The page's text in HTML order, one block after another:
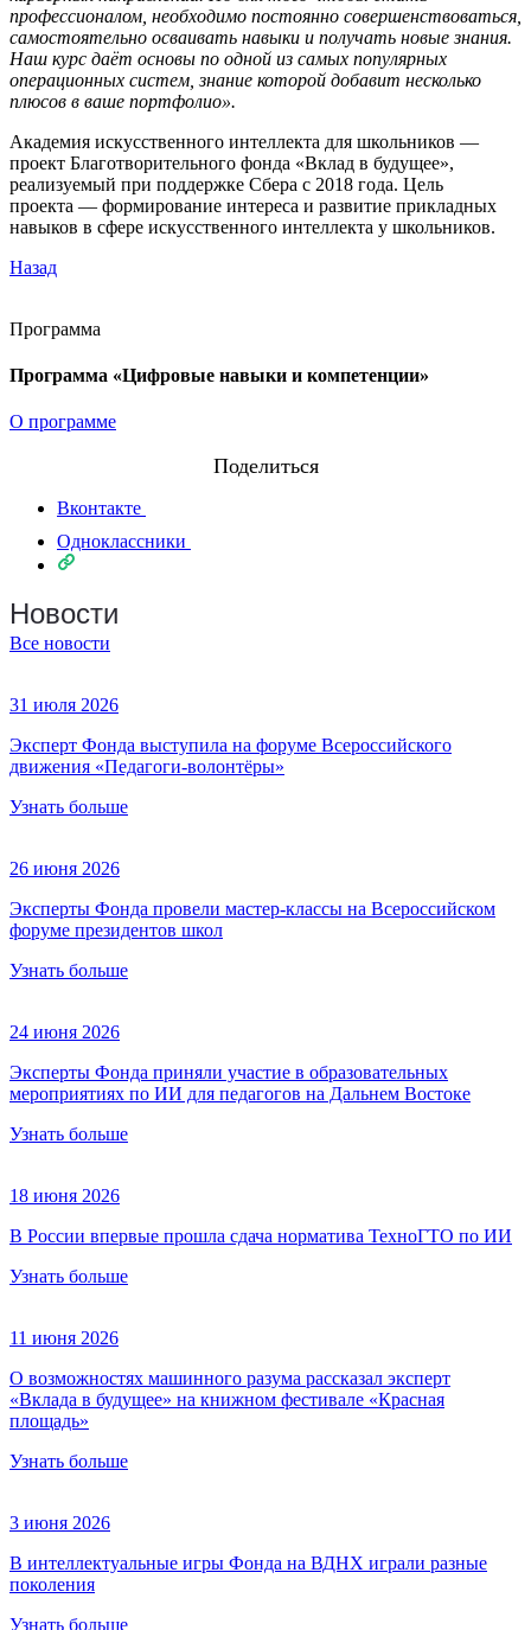
профессионалом, необходимо постоянно совершенствоваться,
самостоятельно осваивать навыки и получать новые знания.
Наш курс даёт основы по одной из самых популярных
операционных систем, знание которой добавит несколько
плюсов в ваше портфолио».
Академия искусственного интеллекта для школьников —
проект Благотворительного фонда «Вклад в будущее»,
реализуемый при поддержке Сбера с 2018 года. Цель
проекта — формирование интереса и развитие прикладных
навыков в сфере искусственного интеллекта у школьников.
Назад
Программа
Программа «Цифровые навыки и компетенции»
О программе
Поделиться
Вконтакте
Одноклассники
Новости
Все новости
31 июля 2026
Эксперт Фонда выступила на форуме Всероссийского
движения «Педагоги-волонтёры»
Узнать больше
26 июня 2026
Эксперты Фонда провели мастер-классы на Всероссийском
форуме президентов школ
Узнать больше
24 июня 2026
Эксперты Фонда приняли участие в образовательных
мероприятиях по ИИ для педагогов на Дальнем Востоке
Узнать больше
18 июня 2026
В России впервые прошла сдача норматива ТехноГТО по ИИ
Узнать больше
11 июня 2026
О возможностях машинного разума рассказал эксперт
«Вклада в будущее» на книжном фестивале «Красная
площадь»
Узнать больше
3 июня 2026
В интеллектуальные игры Фонда на ВДНХ играли разные
поколения
Узнать больше